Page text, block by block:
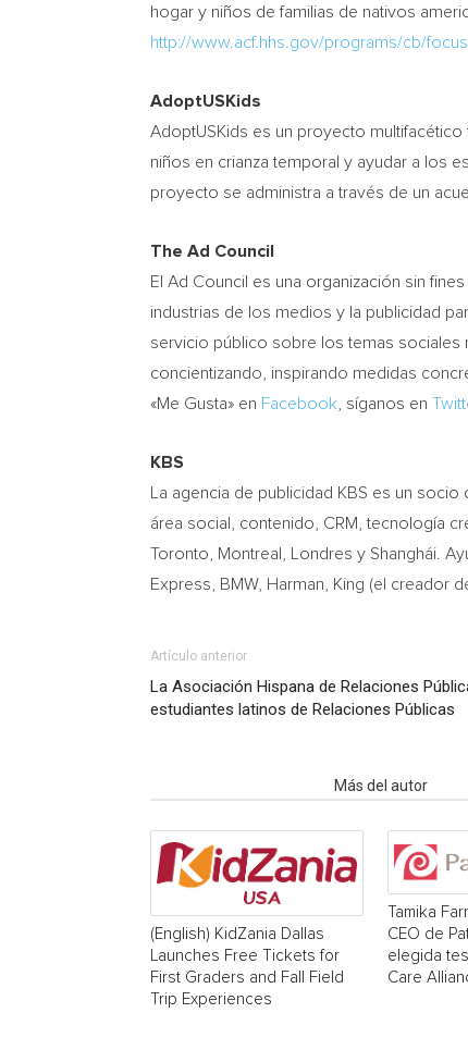
hogar y niños de familias de nativos
http://www.acf.hhs.gov/programs/cb/
AdoptUSKids
AdoptUSKids es un proyecto
niños en crianza temporal y ayudar a los
proyecto se administra a través de un
The Ad Council
El Ad Council es una organización sin
industrias de los medios y la publicidad
servicio público sobre los temas sociales
concientizando, inspirando medidas
«Me Gusta» en Facebook , síganos en
KBS
La agencia de publicidad KBS es un
área social, contenido, CRM, tecnología
Toronto
Montreal
, Londres y Shanghái.
Express, BMW, Harman, King (el creador
Artículo anterior
La Asociación Hispana de Relaciones
estudiantes latinos de Relaciones Públicas
Más del autor
(English) KidZania Dallas
Launches Free Tickets for
First Graders and Fall Field
Trip Experiences
Tamika
CEO de
elegida
Care